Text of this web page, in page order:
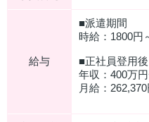
給与
■派遣期間
時給：1800円
■正社員登用後
年収：400万
⽉給：